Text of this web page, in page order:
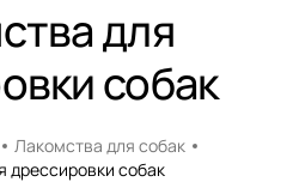
для
собак
Лакомства для собак
дрессировки собак